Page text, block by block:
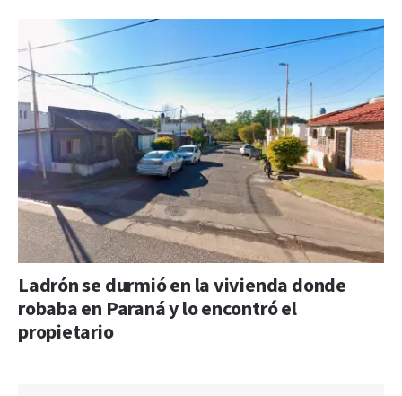
Ladrón se durmió en la vivienda donde
robaba en Paraná y lo encontró el
propietario